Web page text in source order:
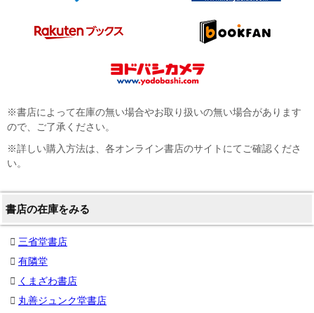
※書店によって在庫の無い場合やお取り扱いの無い場合があります
ので、ご了承ください。
※詳しい購入方法は、各オンライン書店のサイトにてご確認くださ
い。
書店の在庫をみる
三省堂書店
有隣堂
くまざわ書店
丸善ジュンク堂書店